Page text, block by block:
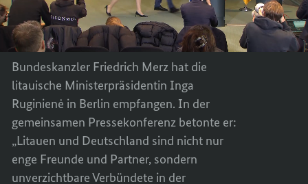
Inga
Ruginiené
Republik Litauen, Inga
Ruginiené
Bundeskanzler Friedrich Merz hat die
litauische Ministerpräsidentin Inga
Ruginienė in Berlin empfangen. In der
gemeinsamen Pressekonferenz betonte er:
„Litauen und Deutschland sind nicht nur
enge Freunde und Partner, sondern
unverzichtbare Verbündete in der
UND
DER
DES
UND
DER